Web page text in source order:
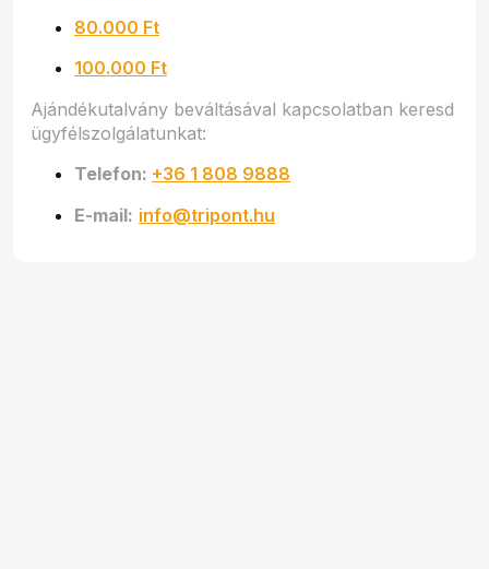
80.000 Ft
100.000 Ft
Ajándékutalvány beváltásával kapcsolatban keresd
ügyfélszolgálatunkat:
Telefon: +36 1 808 9888
E-mail: info@tripont.hu